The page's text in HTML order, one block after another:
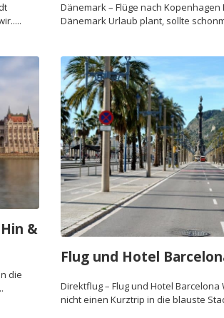
Dänemark – Flüge nach
Dänemark Urlaub plant, sollte
&
die
Flug und Hotel
Direktflug – Flug und Hotel
nicht einen Kurztrip in die blauste